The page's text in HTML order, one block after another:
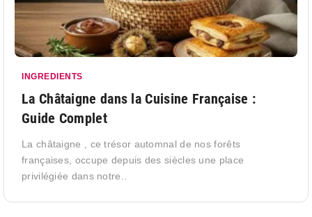
INGREDIENTS
La Châtaigne dans la Cuisine Française :
Guide Complet
La châtaigne , ce trésor automnal de nos forêts
françaises, occupe depuis des siècles une place
privilégiée dans notre..